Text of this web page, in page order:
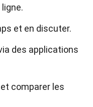
ligne.
et en discuter.
des applications
comparer les